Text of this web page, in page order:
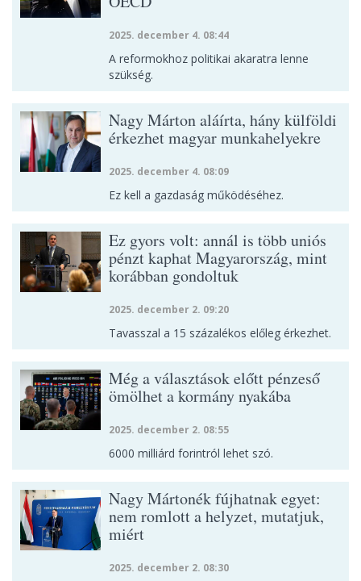
2025. december 4. 08:44
A reformokhoz politikai akaratra lenne
szükség.
Nagy Márton aláírta, hány külföldi
érkezhet magyar munkahelyekre
2025. december 4. 08:09
Ez kell a gazdaság működéséhez.
Ez gyors volt: annál is több uniós
pénzt kaphat Magyarország, mint
korábban gondoltuk
2025. december 2. 09:20
Tavasszal a 15 százalékos előleg érkezhet.
Még a választások előtt pénzeső
ömölhet a kormány nyakába
2025. december 2. 08:55
6000 milliárd forintról lehet szó.
Nagy Mártonék fújhatnak egyet:
nem romlott a helyzet, mutatjuk,
miért
2025. december 2. 08:30